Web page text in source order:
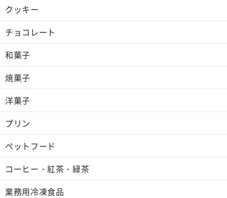
クッキー
チョコレート
和菓子
焼菓子
洋菓子
プリン
ペットフード
コーヒー・紅茶・緑茶
業務用冷凍食品